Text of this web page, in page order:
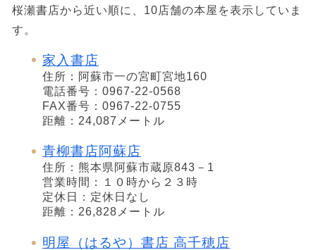
桜瀬書店から近い順に、10店舗の本屋を表示していま
す。
家入書店
住所：阿蘇市一の宮町宮地160
電話番号：0967-22-0568
FAX番号：0967-22-0755
距離：24,087メートル
青柳書店阿蘇店
住所：熊本県阿蘇市蔵原843－1
営業時間：１０時から２３時
定休日：定休日なし
距離：26,828メートル
明屋（はるや）書店 高千穂店